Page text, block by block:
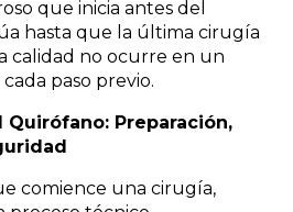
que inicia antes del
hasta que la última cirugía
calidad no ocurre en un
paso previo.
Quirófano: Preparación,
comience una cirugía,